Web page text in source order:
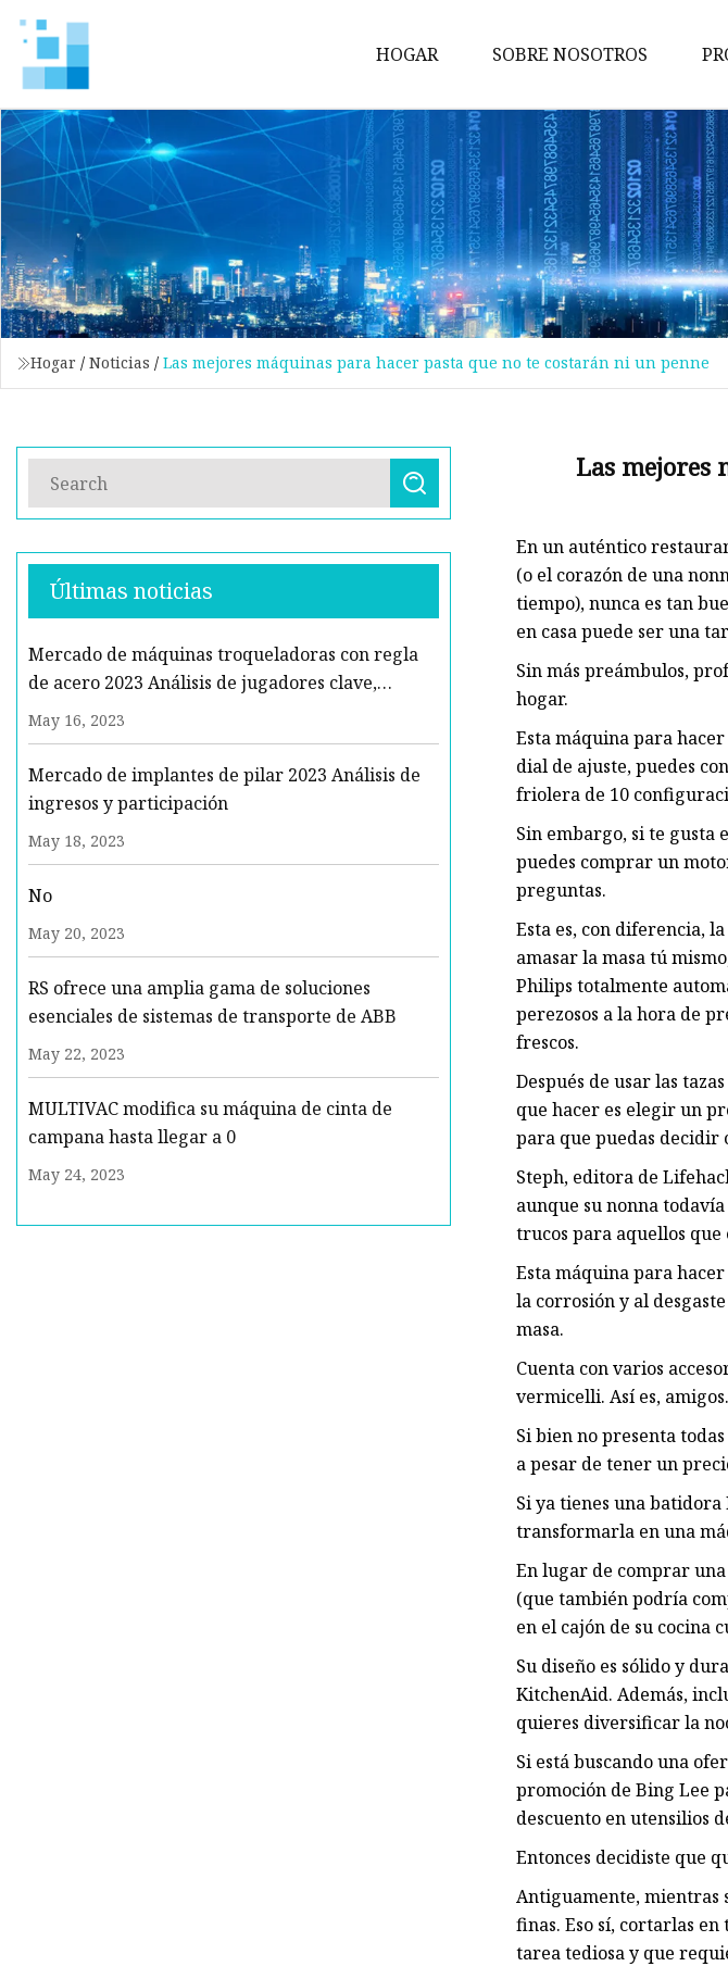
HOGAR SOBRE NOSOTROS
Hogar / Noticias / Las mejores máquinas para hacer pasta que no te costarán ni un penne
Últimas noticias
Mercado de máquinas troqueladoras con regla
de acero 2023 Análisis de jugadores clave,
tendencias futuras y pronóstico para 2029
May 16, 2023
Mercado de implantes de pilar 2023 Análisis de
ingresos y participación
May 18, 2023
No
May 20, 2023
RS ofrece una amplia gama de soluciones
esenciales de sistemas de transporte de ABB
May 22, 2023
MULTIVAC modifica su máquina de cinta de
campana hasta llegar a 0
May 24, 2023
Las mejores
En un auténtico
(o el corazón de una
tiempo), nunca es tan
en casa puede ser una
Sin más preámbulos,
hogar.
Esta máquina para
dial de ajuste, puedes
friolera de 10
Sin embargo, si te gusta
puedes comprar un
preguntas.
Esta es, con diferencia,
amasar la masa tú
Philips totalmente
perezosos a la hora de
frescos.
Después de usar las
que hacer es elegir un
para que puedas decidir
Steph, editora de
aunque su nonna
trucos para aquellos que
Esta máquina para
la corrosión y al
masa.
Cuenta con varios
vermicelli. Así es,
Si bien no presenta
a pesar de tener un
Si ya tienes una
transformarla en una
En lugar de comprar
(que también podría
en el cajón de su cocina
Su diseño es sólido y
KitchenAid. Además,
quieres diversificar la
Si está buscando una
promoción de Bing Lee
descuento en utensilios
Entonces decidiste que
Antiguamente, mientras
finas. Eso sí, cortarlas
tarea tediosa y que